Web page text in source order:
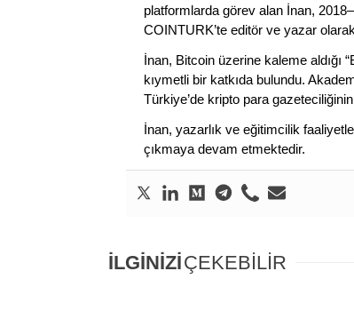
platformlarda görev alan İnan,
COINTURK’te editör ve yazar olarak
İnan, Bitcoin üzerine kaleme aldığı
kıymetli bir katkıda bulundu.
Türkiye’de kripto para
İnan, yazarlık ve eğitimcilik
çıkmaya devam etmektedir.
İLGİNİZİÇEKEBİLİR